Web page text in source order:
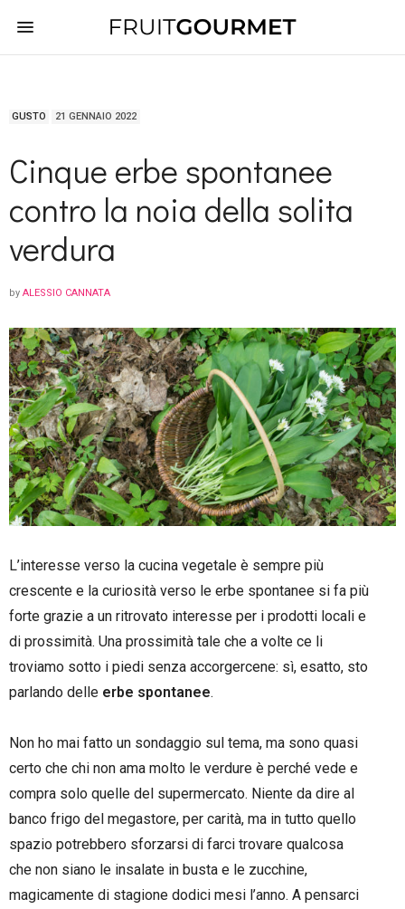
GUSTO 21 GENNAIO 2022
Cinque erbe spontanee
contro la noia della solita
verdura
by ALESSIO CANNATA
L’interesse verso la cucina vegetale è sempre più
crescente e la curiosità verso le erbe spontanee si fa più
forte grazie a un ritrovato interesse per i prodotti locali e
di prossimità. Una prossimità tale che a volte ce li
troviamo sotto i piedi senza accorgercene: sì, esatto, sto
parlando delle erbe spontanee.
Non ho mai fatto un sondaggio sul tema, ma sono quasi
certo che chi non ama molto le verdure è perché vede e
compra solo quelle del supermercato. Niente da dire al
banco frigo del megastore, per carità, ma in tutto quello
spazio potrebbero sforzarsi di farci trovare qualcosa
che non siano le insalate in busta e le zucchine,
magicamente di stagione dodici mesi l’anno. A pensarci